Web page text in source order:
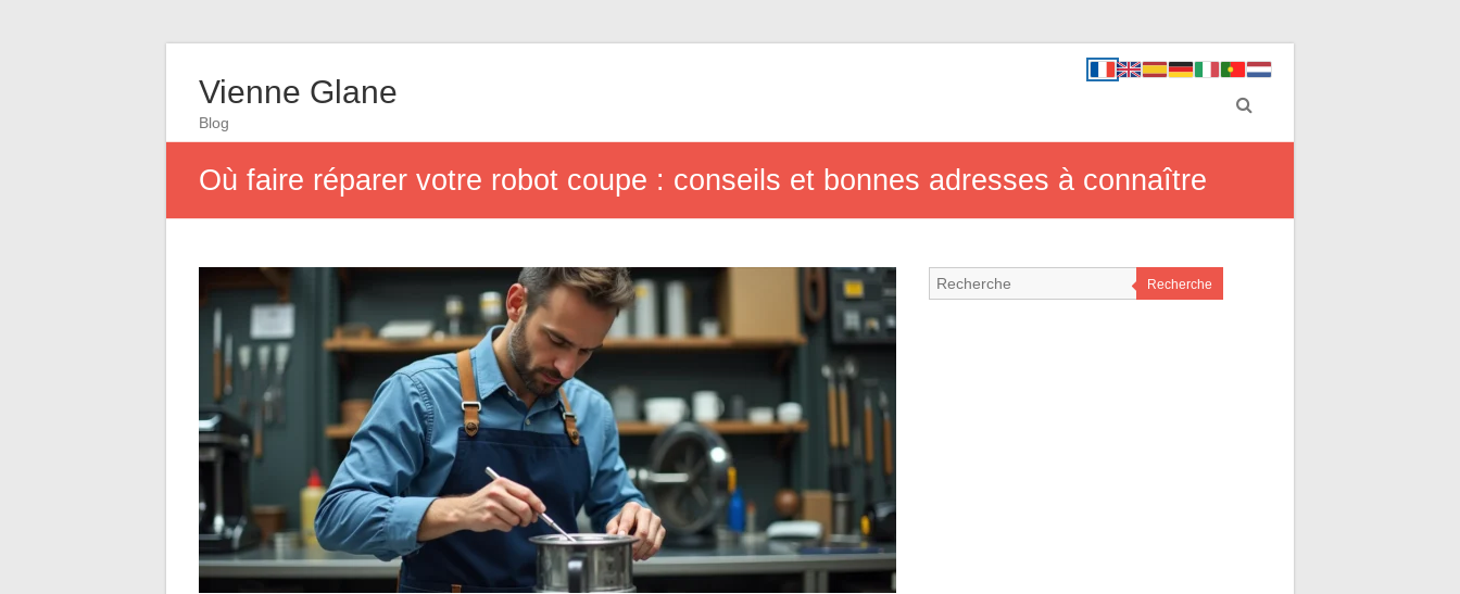
Vienne Glane
Blog
Où faire réparer votre robot coupe : conseils et bonnes adresses à connaître
Recherche